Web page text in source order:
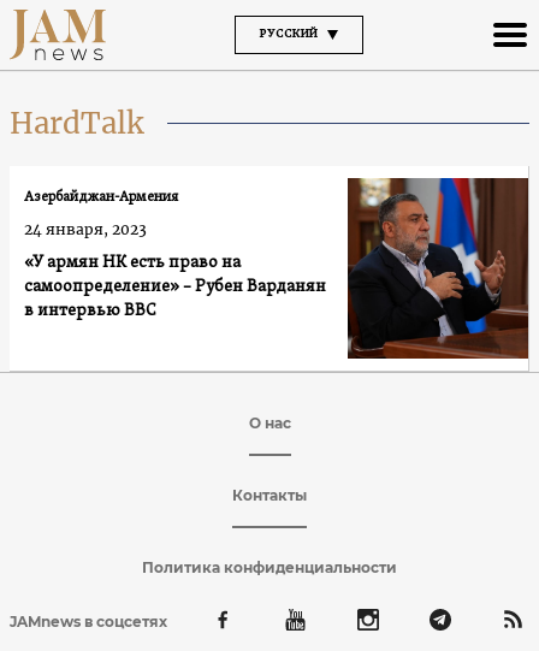
РУССКИЙ
HardTalk
«У армян НК есть право на
самоопределение» – Рубен Варданян
в интервью BBC
Азербайджан-Армения
24 января, 2023
О нас
Контакты
Политика конфиденциальности
JAMnews в соцсетях